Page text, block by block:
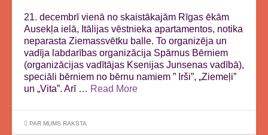
21. decembrī vienā no skaistākajām Rīgas ēkām
Ausekļa ielā, Itālijas vēstnieka apartamentos, notika
neparasta Ziemassvētku balle. To organizēja un
vadīja labdarības organizācija Spārnus Bērniem
(organizācijas vadītājas Ksenijas Junsenas vadībā),
speciāli bērniem no bērnu namiem ” Irši”, „Ziemeļi”
un „Vita”. Arī … Read More
PAR MUMS RAKSTA